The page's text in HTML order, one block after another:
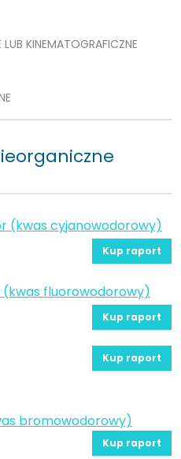
KINEMATOGRAFICZNE
(kwas cyjanowodorowy)
Kup raport
(kwas fluorowodorowy)
Kup raport
Kup raport
bromowodorowy)
Kup raport